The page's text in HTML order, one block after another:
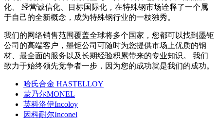
化、 经营诚信化、目标国际化，在特殊钢市场诠释了一个属
于自己的全新概念，成为特殊钢行业的一枝独秀。
我们的网络销售范围覆盖全球将多个国家，您都可以找到墨钜
公司的高端客户，墨钜公司可随时为您提供市场上优质的钢
材、最全面的服务以及长期经验积累带来的专业知识。 我们
致力于始终领先竞争者一步，因为您的成功就是我们的成功。
哈氏合金 HASTELLOY
蒙乃尔MONEL
英科洛伊Incoloy
因科耐尔Inconel